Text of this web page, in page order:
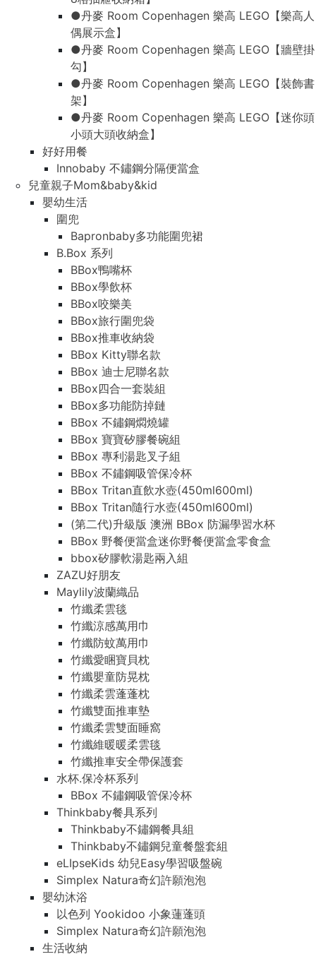
●丹麥 Room Copenhagen 樂高 LEGO【樂高人
偶展示盒】
●丹麥 Room Copenhagen 樂高 LEGO【牆壁掛
勾】
●丹麥 Room Copenhagen 樂高 LEGO【裝飾書
架】
●丹麥 Room Copenhagen 樂高 LEGO【迷你頭
小頭大頭收納盒】
好好用餐
Innobaby 不鏽鋼分隔便當盒
兒童親子Mom&baby&kid
嬰幼生活
圍兜
Bapronbaby多功能圍兜裙
B.Box 系列
BBox鴨嘴杯
BBox學飲杯
BBox咬樂美
BBox旅行圍兜袋
BBox推車收納袋
BBox Kitty聯名款
BBox 迪士尼聯名款
BBox四合一套裝組
BBox多功能防掉鏈
BBox 不鏽鋼燜燒罐
BBox 寶寶矽膠餐碗組
BBox 專利湯匙叉子組
BBox 不鏽鋼吸管保冷杯
BBox Tritan直飲水壺(450ml600ml)
BBox Tritan隨行水壺(450ml600ml)
(第二代)升級版 澳洲 BBox 防漏學習水杯
BBox 野餐便當盒迷你野餐便當盒零食盒
bbox矽膠軟湯匙兩入組
ZAZU好朋友
Maylily波蘭織品
竹纖柔雲毯
竹纖涼感萬用巾
竹纖防蚊萬用巾
竹纖愛睏寶貝枕
竹纖嬰童防晃枕
竹纖柔雲蓬蓬枕
竹纖雙面推車墊
竹纖柔雲雙面睡窩
竹纖維暖暖柔雲毯
竹纖推車安全帶保護套
水杯.保冷杯系列
BBox 不鏽鋼吸管保冷杯
Thinkbaby餐具系列
Thinkbaby不鏽鋼餐具組
Thinkbaby不鏽鋼兒童餐盤套組
eLIpseKids 幼兒Easy學習吸盤碗
Simplex Natura奇幻許願泡泡
嬰幼沐浴
以色列 Yookidoo 小象蓮蓬頭
Simplex Natura奇幻許願泡泡
生活收納